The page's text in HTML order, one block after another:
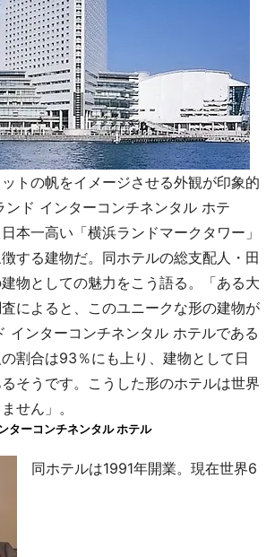
トの帆をイメージさせる外観が印象的
ンド インターコンチネンタル ホテ
本一高い「横浜ランドマークタワー」
する建物だ。同ホテルの総支配人・田
物としての魅力をこう語る。「ある大
によると、このユニークな形の建物が
インターコンチネンタル ホテルである
割合は93％にも上り、建物として日
そうです。こうした形のホテルは世界
せん」。
ターコンチネンタル ホテル
同ホテルは1991年開業。現在世界6